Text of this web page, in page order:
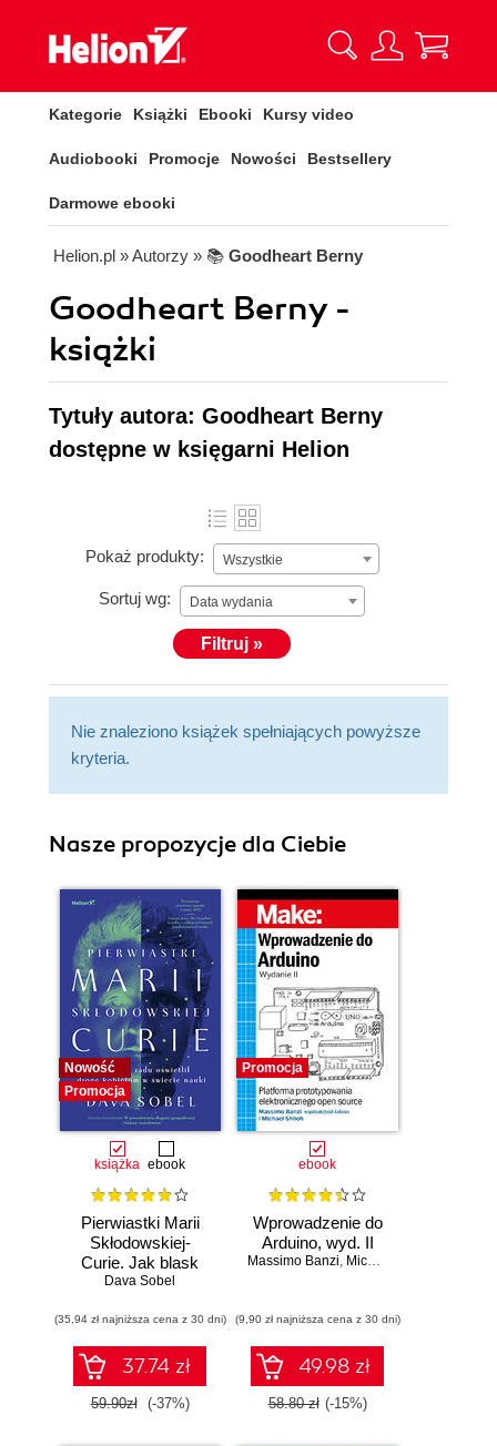
Kategorie Książki Ebooki Kursy video
Audiobooki Promocje Nowości Bestsellery
Darmowe ebooki
Helion.pl » Autorzy » 📚 Goodheart Berny
Goodheart Berny -
książki
Tytuły autora: Goodheart Berny
dostępne w księgarni Helion
Pokaż produkty: Wszystkie
Sortuj wg: Data wydania
Filtruj »
Nie znaleziono książek spełniających powyższe
kryteria.
Nasze propozycje dla Ciebie
Nowość
Promocja
książka ebook
Pierwiastki Marii
Skłodowskiej-
Curie. Jak blask
radu oświetlił drogę
świecie nauki
Dava Sobel
(35,94 zł najniższa cena z 30 dni)
37.74 zł
59.90zł (-37%)
Promocja
ebook
Wprowadzenie do
Arduino, wyd. II
Massimo Banzi, Michael Shiloh
(9,90 zł najniższa cena z 30 dni)
49.98 zł
58.80 zł (-15%)